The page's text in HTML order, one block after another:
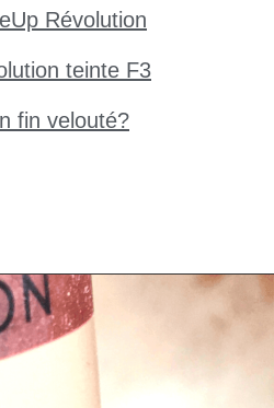
Révolution
teinte F3
fin velouté?